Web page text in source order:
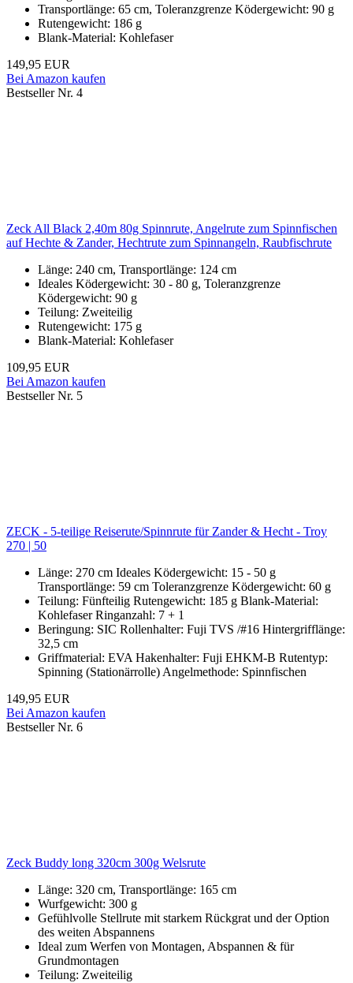
Transportlänge: 65 cm, Toleranzgrenze Ködergewicht: 90 g
Rutengewicht: 186 g
Blank-Material: Kohlefaser
149,95 EUR
Bei Amazon kaufen
Bestseller Nr. 4
Zeck All Black 2,40m 80g Spinnrute, Angelrute zum Spinnfischen
auf Hechte & Zander, Hechtrute zum Spinnangeln, Raubfischrute
Länge: 240 cm, Transportlänge: 124 cm
Ideales Ködergewicht: 30 - 80 g, Toleranzgrenze
Ködergewicht: 90 g
Teilung: Zweiteilig
Rutengewicht: 175 g
Blank-Material: Kohlefaser
109,95 EUR
Bei Amazon kaufen
Bestseller Nr. 5
ZECK - 5-teilige Reiserute/Spinnrute für Zander & Hecht - Troy
270 | 50
Länge: 270 cm Ideales Ködergewicht: 15 - 50 g
Transportlänge: 59 cm Toleranzgrenze Ködergewicht: 60 g
Teilung: Fünfteilig Rutengewicht: 185 g Blank-Material:
Kohlefaser Ringanzahl: 7 + 1
Beringung: SIC Rollenhalter: Fuji TVS /#16 Hintergrifflänge:
32,5 cm
Griffmaterial: EVA Hakenhalter: Fuji EHKM-B Rutentyp:
Spinning (Stationärrolle) Angelmethode: Spinnfischen
149,95 EUR
Bei Amazon kaufen
Bestseller Nr. 6
Zeck Buddy long 320cm 300g Welsrute
Länge: 320 cm, Transportlänge: 165 cm
Wurfgewicht: 300 g
Gefühlvolle Stellrute mit starkem Rückgrat und der Option
des weiten Abspannens
Ideal zum Werfen von Montagen, Abspannen & für
Grundmontagen
Teilung: Zweiteilig